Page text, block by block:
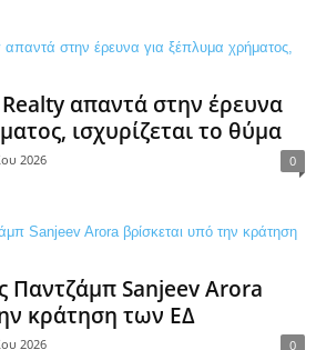
απαντά στην έρευνα
ισχυρίζεται το θύμα
2026 0
Παντζάμπ Sanjeev Arora
κράτηση των ΕΔ
2026 0